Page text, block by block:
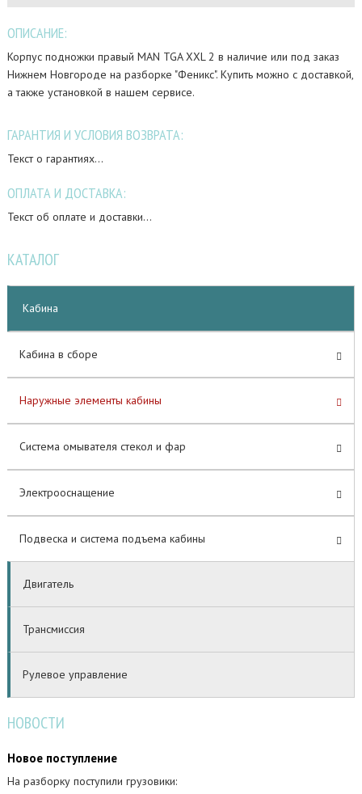
ОПИСАНИЕ:
Корпус подножки правый MAN TGA XXL 2 в наличие или под заказ
Нижнем Новгороде на разборке "Феникс". Купить можно с доставкой,
а также установкой в нашем сервисе.
ГАРАНТИЯ И УСЛОВИЯ ВОЗВРАТА:
Текст о гарантиях...
ОПЛАТА И ДОСТАВКА:
Текст об оплате и доставки...
КАТАЛОГ
Кабина
Кабина в сборе
Наружные элементы кабины
Система омывателя стекол и фар
Электрооснащение
Подвеска и система подъема кабины
Двигатель
Трансмиссия
Рулевое управление
НОВОСТИ
Новое поступление
На разборку поступили грузовики: